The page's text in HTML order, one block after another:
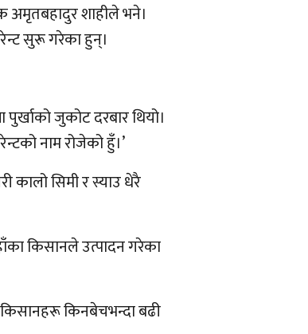
अमृतबहादुर शाहीले भने।
सुरू गरेका हुन्।
पुर्खाको जुकोट दरबार थियो।
नाम रोजेको हुँ।’
कालो सिमी र स्याउ धेरै
किसानले उत्पादन गरेका
किनबेचभन्दा बढी